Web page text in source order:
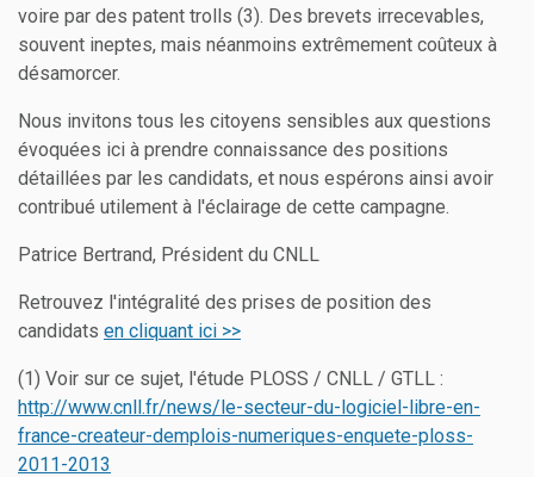
voire par des patent trolls (3). Des brevets irrecevables,
souvent ineptes, mais néanmoins extrêmement coûteux à
désamorcer.
Nous invitons tous les citoyens sensibles aux questions
évoquées ici à prendre connaissance des positions
détaillées par les candidats, et nous espérons ainsi avoir
contribué utilement à l'éclairage de cette campagne.
Patrice Bertrand, Président du CNLL
Retrouvez l'intégralité des prises de position des
candidats en cliquant ici >>
(1) Voir sur ce sujet, l'étude PLOSS / CNLL / GTLL :
http://www.cnll.fr/news/le-secteur-du-logiciel-libre-en-
france-createur-demplois-numeriques-enquete-ploss-
2011-2013